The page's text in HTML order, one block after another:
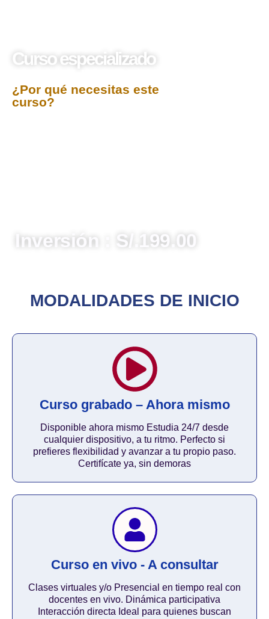
Curso especializado
¿Por qué necesitas este
curso?
Inversión : S/.199.00
MODALIDADES DE INICIO
Curso grabado – Ahora mismo
Disponible ahora mismo Estudia 24/7 desde
cualquier dispositivo, a tu ritmo. Perfecto si
prefieres flexibilidad y avanzar a tu propio paso.
Certifícate ya, sin demoras
Curso en vivo - A consultar
Clases virtuales y/o Presencial en tiempo real con
docentes en vivo. Dinámica participativa
Interacción directa Ideal para quienes buscan